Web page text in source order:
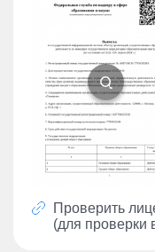
Проверить
(для